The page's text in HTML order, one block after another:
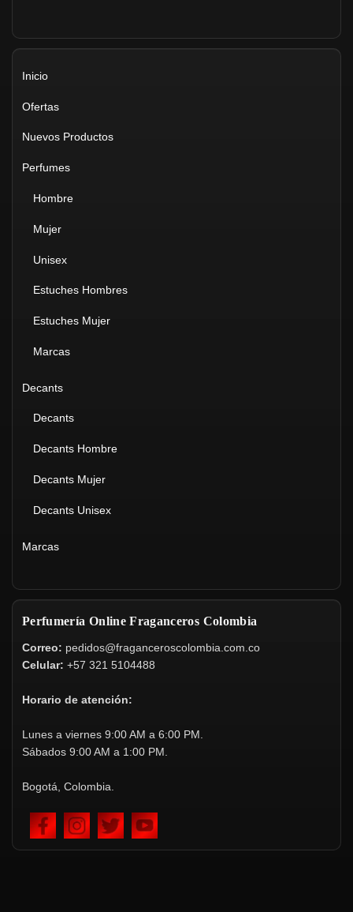
Inicio
Ofertas
Nuevos Productos
Perfumes
Hombre
Mujer
Unisex
Estuches Hombres
Estuches Mujer
Marcas
Decants
Decants
Decants Hombre
Decants Mujer
Decants Unisex
Marcas
Perfumería Online Fraganceros Colombia
Correo: pedidos@fraganceroscolombia.com.co
Celular: +57 321 5104488
Horario de atención:
Lunes a viernes 9:00 AM a 6:00 PM.
Sábados 9:00 AM a 1:00 PM.
Bogotá, Colombia.